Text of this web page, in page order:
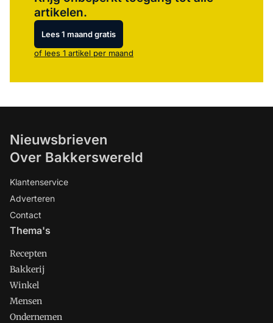
artikelen.
Lees 1 maand gratis
of lees 1 artikel per maand
Nieuwsbrieven
Over Bakkerswereld
Klantenservice
Adverteren
Contact
Thema's
Recepten
Bakkerij
Winkel
Mensen
Ondernemen